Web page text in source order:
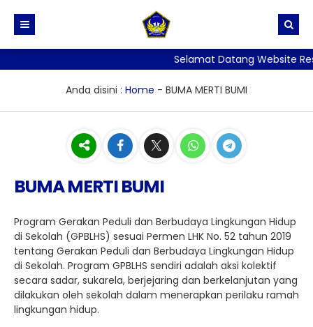
Sejarah dan Identitas Sekolah
Visi, Misi dan Tujuan Sekolah
Kurikulum
Kesiswaan
Kehumasan
Sarana Prasarana
BERITA
SKM
PERPUSTAKAAN
ADIWIYATA
GALERI
LAYANAN
E-Rapor
Penelitian
Persuratan, Legalisir
ALUMNI
Selamat Datang Website
Anda disini : Home - BUMA MERTI BUMI
BUMA MERTI BUMI
Program Gerakan Peduli dan Berbudaya Lingkungan Hidup
di Sekolah (GPBLHS) sesuai Permen LHK No. 52 tahun 2019
tentang Gerakan Peduli dan Berbudaya Lingkungan Hidup
di Sekolah. Program GPBLHS sendiri adalah aksi kolektif
secara sadar, sukarela, berjejaring dan berkelanjutan yang
dilakukan oleh sekolah dalam menerapkan perilaku ramah
lingkungan hidup.